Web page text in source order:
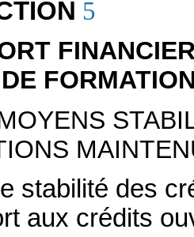
5
stabilité des
aux crédits